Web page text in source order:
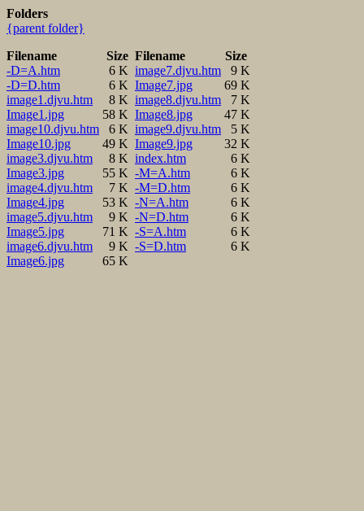
Folders
{parent folder}
Filename
Size Filename
Size
-D=A.htm
6 K image7.djvu.htm
9 K
-D=D.htm
6 K Image7.jpg
69 K
image1.djvu.htm
8 K image8.djvu.htm
7 K
Image1.jpg
58 K Image8.jpg
47 K
image10.djvu.htm
6 K image9.djvu.htm
5 K
Image10.jpg
49 K Image9.jpg
32 K
image3.djvu.htm
8 K index.htm
6 K
Image3.jpg
55 K -M=A.htm
6 K
image4.djvu.htm
7 K -M=D.htm
6 K
Image4.jpg
53 K -N=A.htm
6 K
image5.djvu.htm
9 K -N=D.htm
6 K
Image5.jpg
71 K -S=A.htm
6 K
image6.djvu.htm
9 K -S=D.htm
6 K
Image6.jpg
65 K